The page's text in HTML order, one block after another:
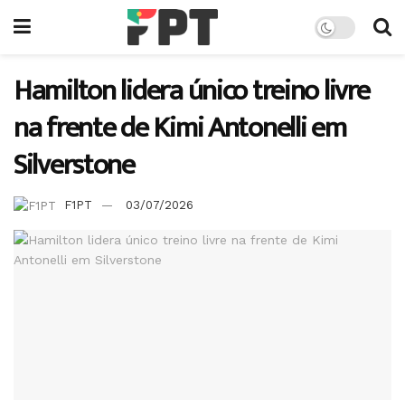
Hamilton lidera único treino livre
na frente de Kimi Antonelli em
Silverstone
F1PT 03/07/2026